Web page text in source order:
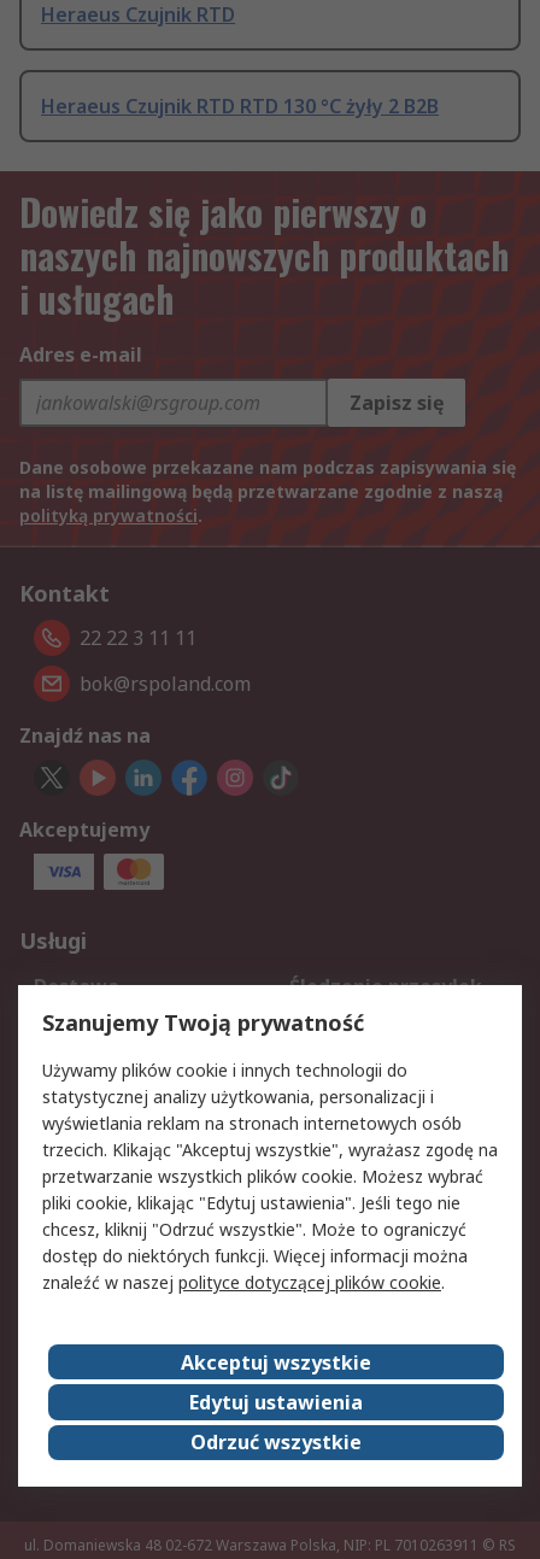
Heraeus Czujnik RTD
Heraeus Czujnik RTD RTD 130 °C żyły 2 B2B
Dowiedz się jako pierwszy o
naszych najnowszych produktach
i usługach
Adres e-mail
Zapisz się
Dane osobowe przekazane nam podczas zapisywania się
na listę mailingową będą przetwarzane zgodnie z naszą
polityką prywatności.
Kontakt
22 22 3 11 11
bok@rspoland.com
Znajdź nas na
Akceptujemy
Usługi
Dostawa
Śledzenie przesyłek
Reklamacje i zwroty
Rejestracja
Aspekty prawne
Bezpieczeństwo e-
maila
Polityka dotycząca
plików cookie
Polityka prywatności
Użytkowanie witryny
Zastrzeżenia prawne
Warunki Sprzedaży
Kontakt
O firmie RS
RS na świecie
Kariera
Nagrody dla RS
ESG
ul. Domaniewska 48 02-672 Warszawa Polska, NIP: PL 7010263911 © RS
Szanujemy Twoją prywatność
Używamy plików cookie i innych technologii do
statystycznej analizy użytkowania, personalizacji i
wyświetlania reklam na stronach internetowych osób
trzecich. Klikając "Akceptuj wszystkie", wyrażasz zgodę na
przetwarzanie wszystkich plików cookie. Możesz wybrać
pliki cookie, klikając "Edytuj ustawienia". Jeśli tego nie
chcesz, kliknij "Odrzuć wszystkie". Może to ograniczyć
dostęp do niektórych funkcji. Więcej informacji można
znaleźć w naszej polityce dotyczącej plików cookie.
Akceptuj wszystkie
Edytuj ustawienia
Odrzuć wszystkie